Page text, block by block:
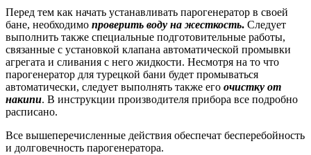
Перед тем как начать устанавливать парогенератор в своей
бане, необходимо проверить воду на жесткость. Следует
выполнить также специальные подготовительные работы,
связанные с установкой клапана автоматической промывки
агрегата и сливания с него жидкости. Несмотря на то что
парогенератор для турецкой бани будет промываться
автоматически, следует выполнять также его очистку от
накипи. В инструкции производителя прибора все подробно
расписано.
Все вышеперечисленные действия обеспечат бесперебойность
и долговечность парогенератора.